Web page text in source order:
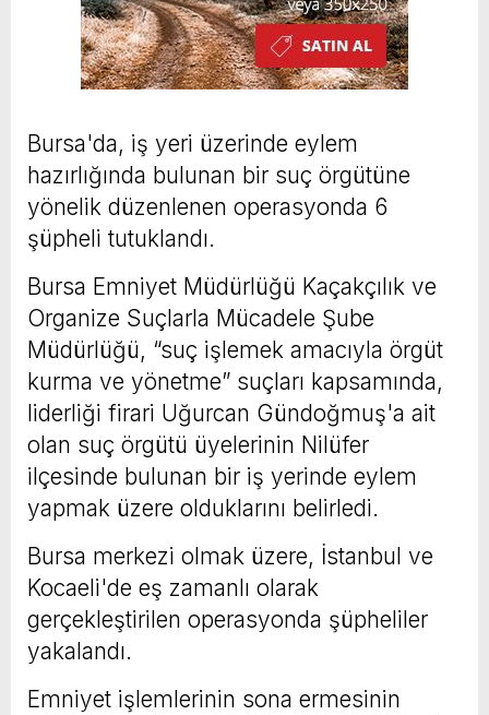
Bursa'da, iş yeri üzerinde eylem
hazırlığında bulunan bir suç örgütüne
yönelik düzenlenen operasyonda 6
şüpheli tutuklandı.
Bursa Emniyet Müdürlüğü Kaçakçılık ve
Organize Suçlarla Mücadele Şube
Müdürlüğü, “suç işlemek amacıyla örgüt
kurma ve yönetme” suçları kapsamında,
liderliği firari Uğurcan Gündoğmuş'a ait
olan suç örgütü üyelerinin Nilüfer
ilçesinde bulunan bir iş yerinde eylem
yapmak üzere olduklarını belirledi.
Bursa merkezi olmak üzere, İstanbul ve
Kocaeli'de eş zamanlı olarak
gerçekleştirilen operasyonda şüpheliler
yakalandı.
Emniyet işlemlerinin sona ermesinin